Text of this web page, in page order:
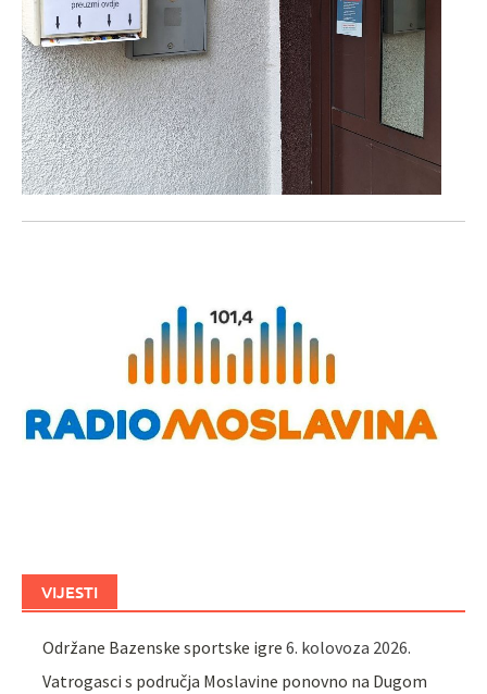
VIJESTI
Održane Bazenske sportske igre 6. kolovoza 2026.
Vatrogasci s područja Moslavine ponovno na Dugom